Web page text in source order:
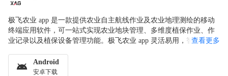
极飞农业 app 是一款提供农业自主航线作业及农业地理测绘的移动
终端应用软件，可一站式实现农业地块管理、多维度植保作业、作
业记录以及植保设备管理功能。极飞农业 app 灵活易用，智能高
查看更多
Android
安卓下载